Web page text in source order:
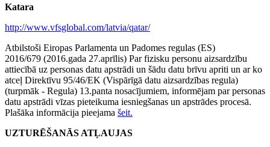
Katara
http://www.vfsglobal.com/latvia/qatar/
Atbilstoši Eiropas Parlamenta un Padomes regulas (ES)
2016/679 (2016.gada 27.aprīlis) Par fizisku personu aizsardzību
attiecībā uz personas datu apstrādi un šādu datu brīvu apriti un ar ko
atceļ Direktīvu 95/46/EK (Vispārīgā datu aizsardzības regula)
(turpmāk - Regula) 13.panta nosacījumiem, informējam par personas
datu apstrādi vīzas pieteikuma iesniegšanas un apstrādes procesā.
Plašāka informācija pieejama šeit.
UZTURĒŠANĀS ATĻAUJAS